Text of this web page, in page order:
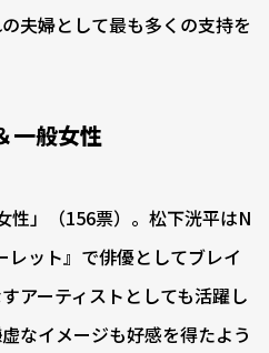
夫婦として最も多くの支持を
一般女性
性」（156票）。松下洸平はN
ット』で俳優としてブレイ
アーティストとしても活躍し
なイメージも好感を得たよう